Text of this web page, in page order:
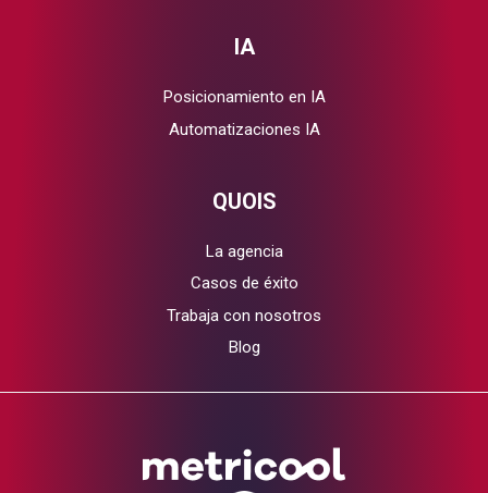
IA
Posicionamiento en IA
Automatizaciones IA
QUOIS
La agencia
Casos de éxito
Trabaja con nosotros
Blog